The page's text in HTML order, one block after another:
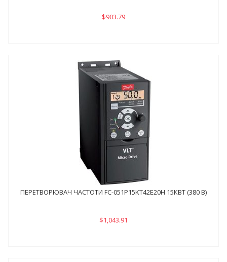
$903.79
ПЕРЕТВОРЮВАЧ ЧАСТОТИ FC-051P15KТ42E20H 15КВТ (380 В)
$1,043.91